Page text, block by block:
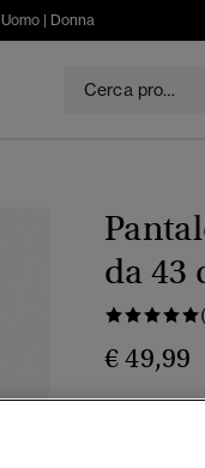
Uomo | Donna
da 43
€ 49,99